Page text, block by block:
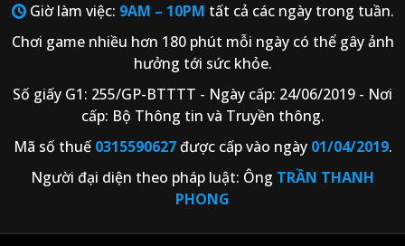
Giờ làm việc: 9AM – 10PM tất cả các ngày trong tuần.
Chơi game nhiều hơn 180 phút mỗi ngày có thể gây ảnh
hưởng tới sức khỏe.
Số giấy G1: 255/GP-BTTTT - Ngày cấp: 24/06/2019 - Nơi
cấp: Bộ Thông tin và Truyền thông.
Mã số thuế 0315590627được cấp vào ngày 01/04/2019.
Người đại diện theo pháp luật: Ông TRẦN THANH
PHONG